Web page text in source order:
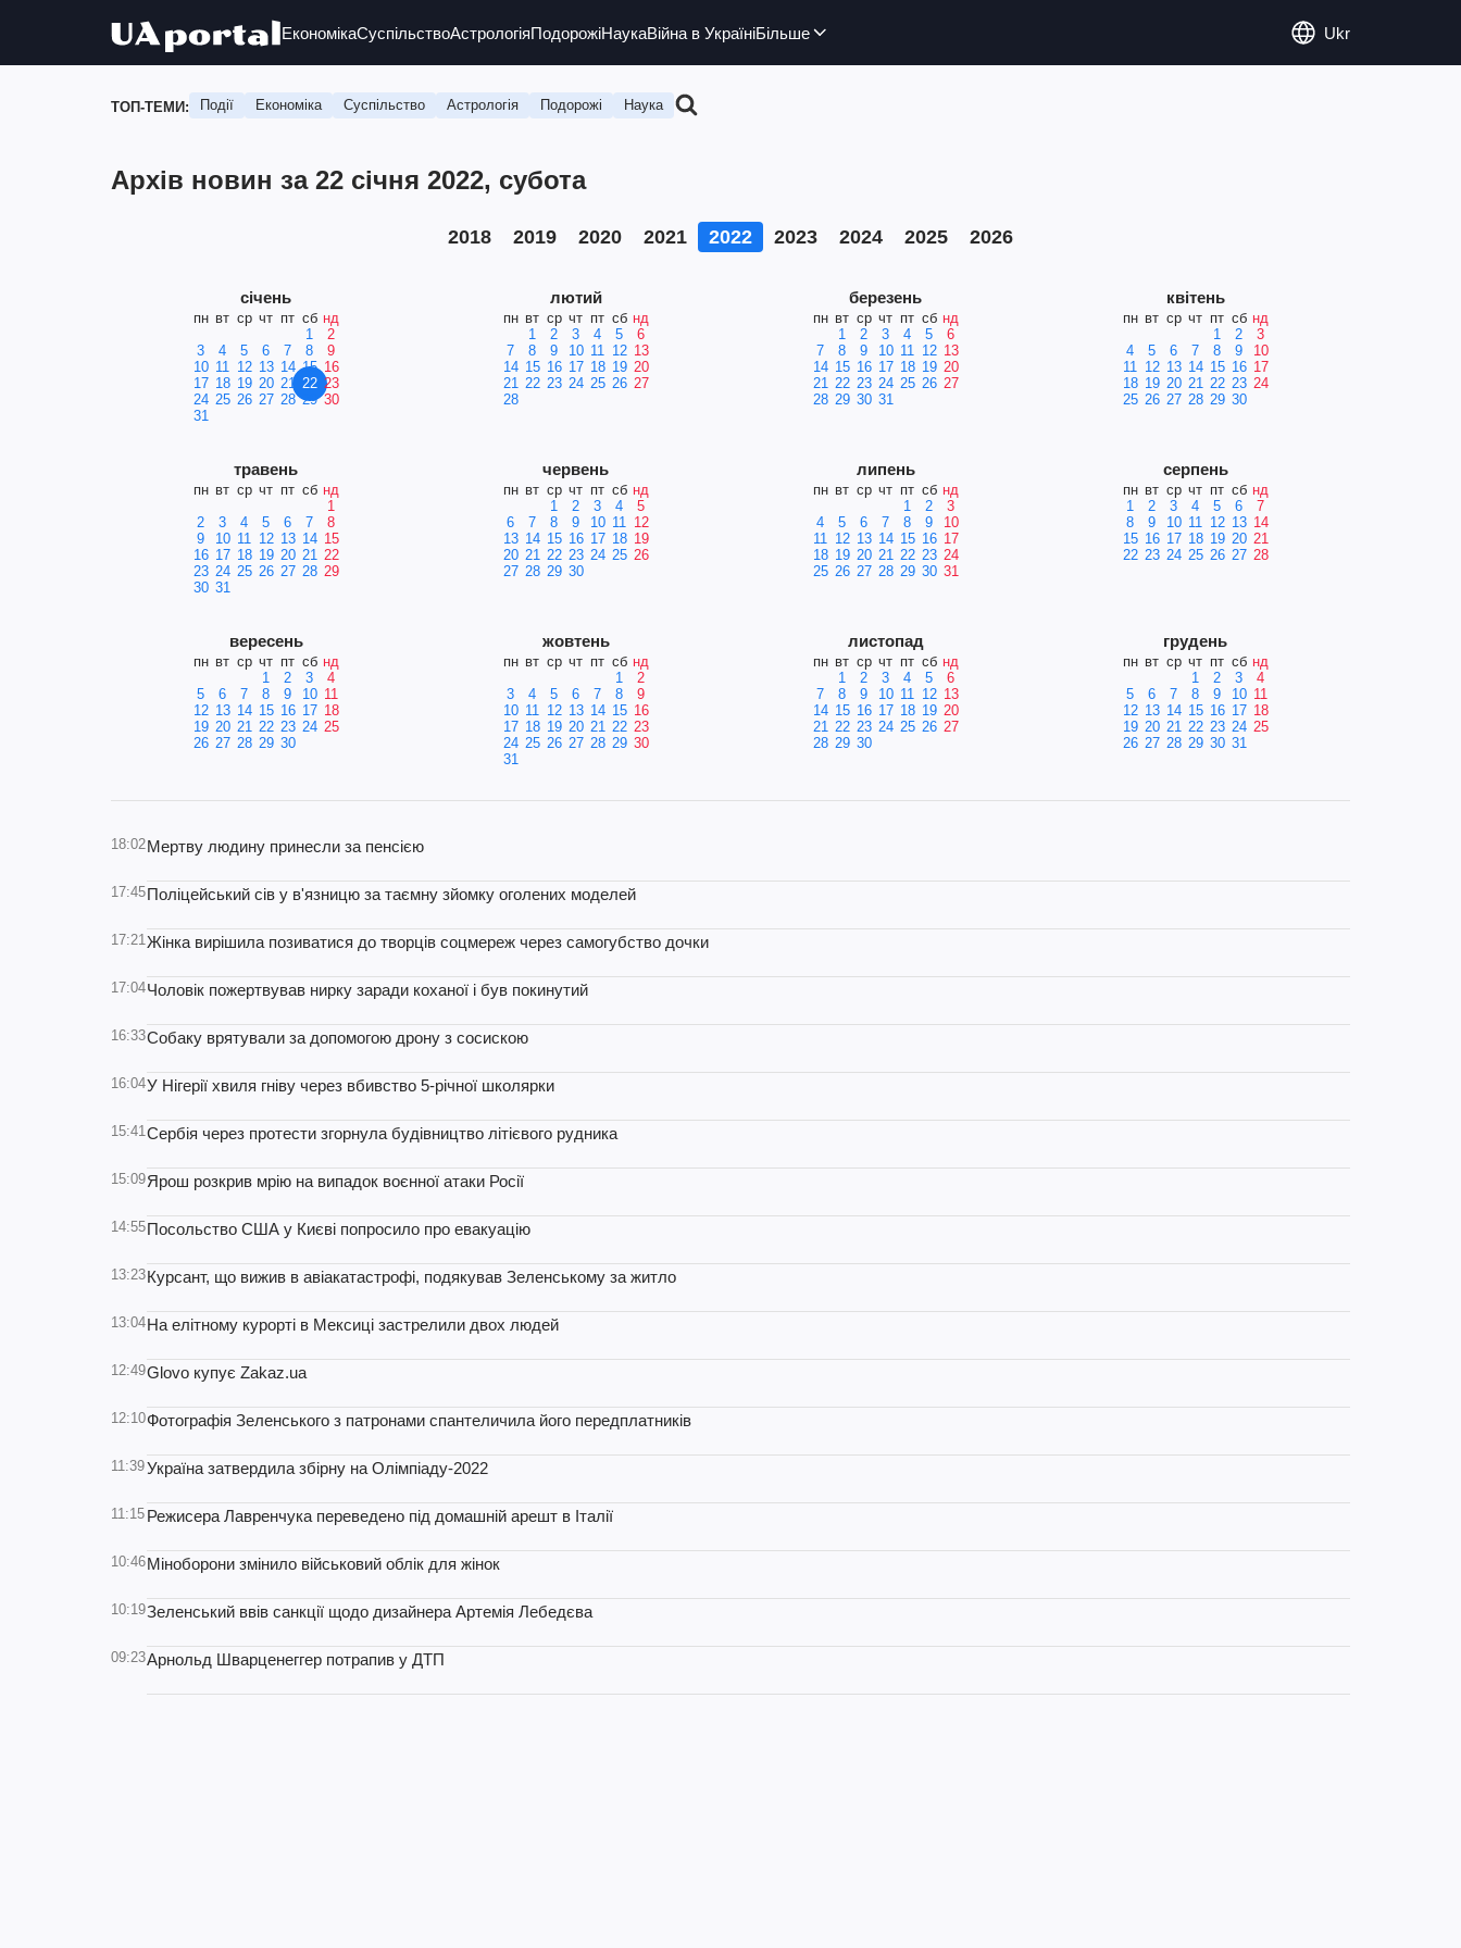
ЕкономікаСуспільствоАстрологіяПодорожіНаукаВійна в УкраїніБільше Ukr
ТОП-ТЕМИ: Події Економіка Суспільство Астрологія Подорожі Наука
Архів новин за 22 січня 2022, субота
2018 2019 2020 2021 2022 2023 2024 2025 2026
січень
пн вт ср чт пт сб нд
1
2
3
4 5 6 7 8
9
10 11 12 13 14 15 16
17 18 19 20 21 22 23
24 25 26 27 28 29 30
31
лютий
пн вт ср чт пт сб нд
1
2 3 4 5
6
7
8 9 10 11 12 13
14 15 16 17 18 19 20
21 22 23 24 25 26 27
28
березень
пн вт ср чт пт сб нд
1
2 3 4 5
6
7
8 9 10 11 12 13
14 15 16 17 18 19 20
21 22 23 24 25 26 27
28 29 30 31
квітень
пн вт ср чт пт сб нд
1
2
3
4
5 6 7 8 9
10
11 12 13 14 15 16 17
18 19 20 21 22 23 24
25 26 27 28 29 30
травень
пн вт ср чт пт сб нд
1
2
3 4 5 6 7
8
9
10 11 12 13 14 15
16 17 18 19 20 21 22
23 24 25 26 27 28 29
30 31
червень
пн вт ср чт пт сб нд
1
2 3 4
5
6
7 8 9 10 11 12
13 14 15 16 17 18 19
20 21 22 23 24 25 26
27 28 29 30
липень
пн вт ср чт пт сб нд
1
2
3
4
5 6 7 8 9
10
11 12 13 14 15 16 17
18 19 20 21 22 23 24
25 26 27 28 29 30 31
серпень
пн вт ср чт пт сб нд
1
2 3 4 5 6
7
8
9 10 11 12 13 14
15 16 17 18 19 20 21
22 23 24 25 26 27 28
вересень
пн вт ср чт пт сб нд
1
2 3
4
5
6 7 8 9 10 11
12 13 14 15 16 17 18
19 20 21 22 23 24 25
26 27 28 29 30
жовтень
пн вт ср чт пт сб нд
1
2
3
4 5 6 7 8
9
10 11 12 13 14 15 16
17 18 19 20 21 22 23
24 25 26 27 28 29 30
31
листопад
пн вт ср чт пт сб нд
1
2 3 4 5
6
7
8 9 10 11 12 13
14 15 16 17 18 19 20
21 22 23 24 25 26 27
28 29 30
грудень
пн вт ср чт пт сб нд
1
2 3
4
5
6 7 8 9 10 11
12 13 14 15 16 17 18
19 20 21 22 23 24 25
26 27 28 29 30 31
18:02Мертву людину принесли за пенсією
17:45Поліцейський сів у в'язницю за таємну зйомку оголених моделей
17:21Жінка вирішила позиватися до творців соцмереж через самогубство дочки
17:04Чоловік пожертвував нирку заради коханої і був покинутий
16:33Собаку врятували за допомогою дрону з сосискою
16:04У Нігерії хвиля гніву через вбивство 5-річної школярки
15:41Сербія через протести згорнула будівництво літієвого рудника
15:09Ярош розкрив мрію на випадок воєнної атаки Росії
14:55Посольство США у Києві попросило про евакуацію
13:23Курсант, що вижив в авіакатастрофі, подякував Зеленському за житло
13:04На елітному курорті в Мексиці застрелили двох людей
12:49Glovo купує Zakaz.ua
12:10Фотографія Зеленського з патронами спантеличила його передплатників
11:39Україна затвердила збірну на Олімпіаду-2022
11:15 Режисера Лавренчука переведено під домашній арешт в Італії
10:46Міноборони змінило військовий облік для жінок
10:19Зеленський ввів санкції щодо дизайнера Артемія Лебедєва
09:23Арнольд Шварценеггер потрапив у ДТП